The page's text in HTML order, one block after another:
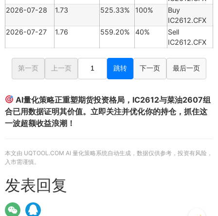
2026-07-28
1.73 525.33% 100%
Buy
IC2612.CFX
2026-07-27
1.76 559.20% 40%
Sell
IC2612.CFX
第一页 上一页 跳转 下一页 最后一页
AI量化策略正重塑期货投资格局，IC2612与菜油2607组
合已用数据证明其价值。立即关注并优化你的持仓，抓住这
一波超额收益浪潮！
本文由 UQTOOL.COM AI 量化策略系统自动生成，数据仅供参考，投资有风险，
入市需谨慎。
发表回复